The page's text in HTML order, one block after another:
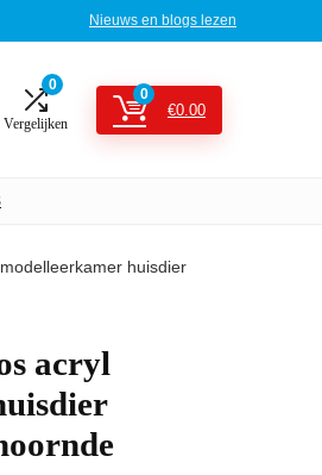
Nieuws en blogs lezen
0
Vergelijken
0
€0.00
huisdier
acryl